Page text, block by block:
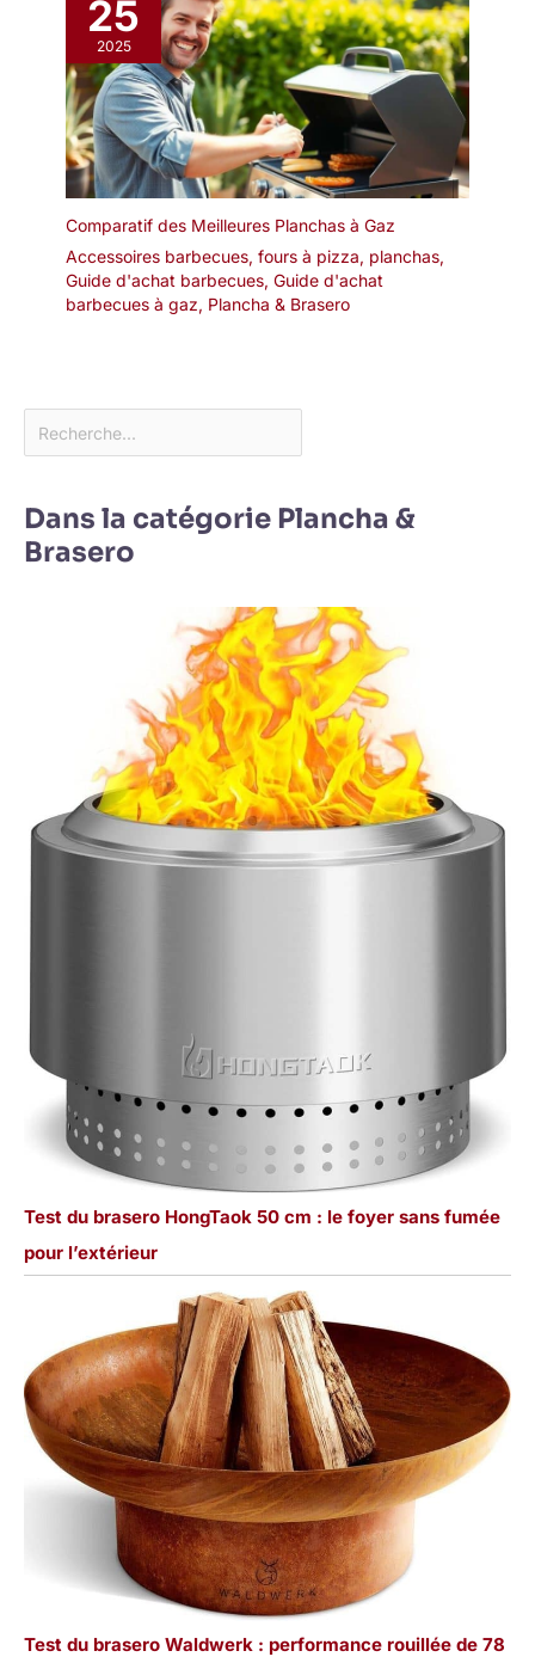
25
2025
Comparatif des Meilleures Planchas à Gaz
Accessoires barbecues, fours à pizza, planchas,
Guide d'achat barbecues, Guide d'achat
barbecues à gaz, Plancha & Brasero
Dans la catégorie Plancha &
Brasero
Test du brasero HongTaok 50 cm : le foyer sans fumée
pour l’extérieur
Test du brasero Waldwerk : performance rouillée de 78